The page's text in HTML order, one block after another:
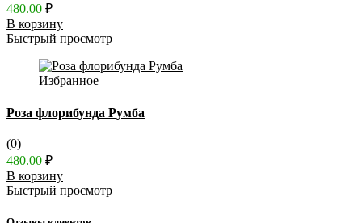
480.00 ₽
В корзину
Быстрый просмотр
Избранное
Роза флорибунда Румба
(0)
480.00 ₽
В корзину
Быстрый просмотр